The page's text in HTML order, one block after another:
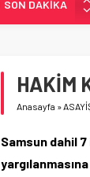
SON DAKİKA
HAKİM
Anasayfa »
Samsun dahil